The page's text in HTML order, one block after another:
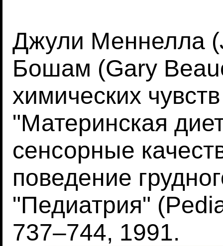
Джули Меннелла
Бошам (Gary
химических
"Материнская
сенсорные
поведение
"Педиатрия"
737–744, 1991.